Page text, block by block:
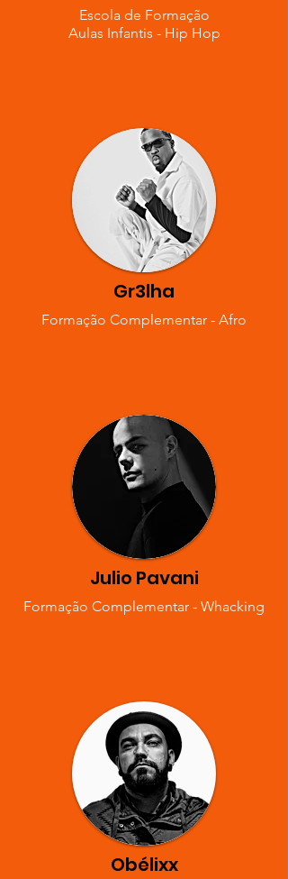
Escola de Formação
Aulas Infantis - Hip Hop
Gr3lha
Formação Complementar - Afro
Julio Pavani
Formação Complementar - Whacking
Obélixx